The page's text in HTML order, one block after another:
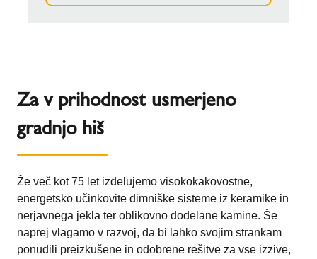
Za v prihodnost usmerjeno
gradnjo hiš
Že več kot 75 let izdelujemo visokokakovostne,
energetsko učinkovite dimniške sisteme iz keramike in
nerjavnega jekla ter oblikovno dodelane kamine. Še
naprej vlagamo v razvoj, da bi lahko svojim strankam
ponudili preizkušene in odobrene rešitve za vse izzive,